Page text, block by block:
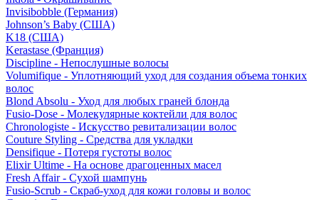
Invisibobble (Германия)
Johnson’s Baby (США)
K18 (США)
Kerastase (Франция)
Discipline - Непослушные волосы
Volumifique - Уплотняющий уход для создания объема тонких
волос
Blond Absolu - Уход для любых граней блонда
Fusio-Dose - Молекулярные коктейли для волос
Chronologiste - Искусство ревитализации волос
Couture Styling - Средства для укладки
Densifique - Потеря густоты волос
Elixir Ultime - На основе драгоценных масел
Fresh Affair - Сухой шампунь
Fusio-Scrub - Скраб-уход для кожи головы и волос